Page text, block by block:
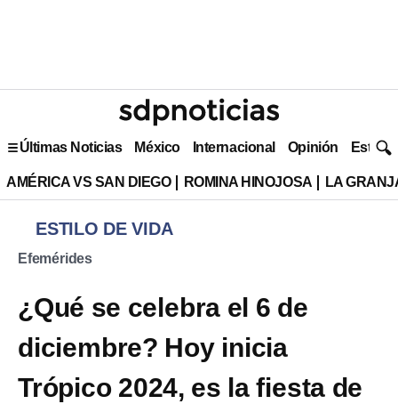
Últimas Noticias México Internacional Opinión Estilo
AMÉRICA VS SAN DIEGO ROMINA HINOJOSA LA
ESTILO DE VIDA
Efemérides
¿Qué se celebra el 6 de
diciembre? Hoy inicia
Trópico 2024, es la fiesta de